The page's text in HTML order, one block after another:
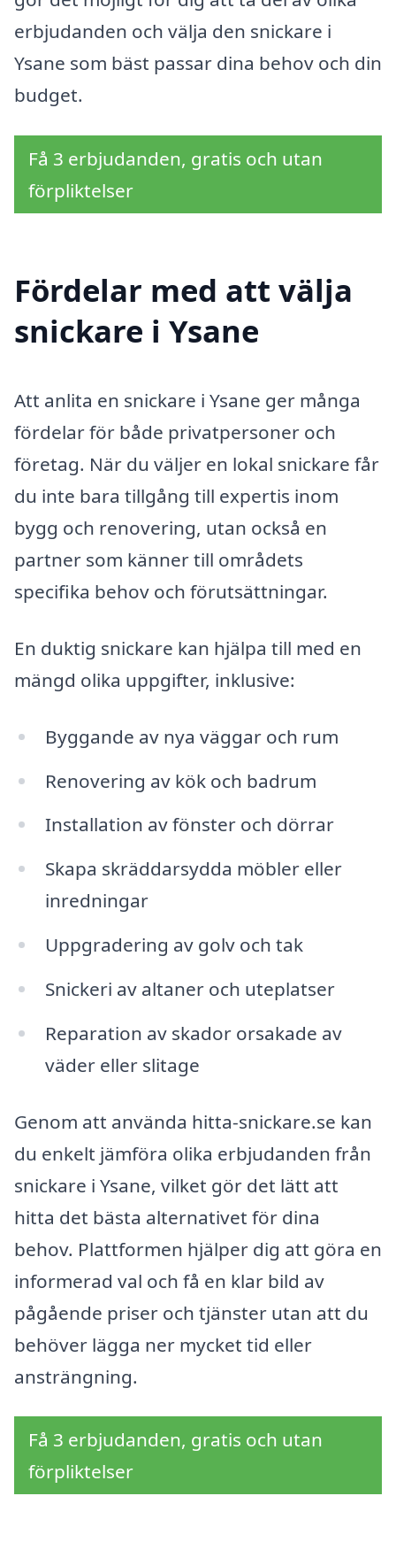
erbjudanden och välja den snickare i
Ysane som bäst passar dina behov och din
budget.
Få 3 erbjudanden, gratis och utan
förpliktelser
Fördelar med att välja
snickare i Ysane
Att anlita en snickare i Ysane ger många
fördelar för både privatpersoner och
företag. När du väljer en lokal snickare får
du inte bara tillgång till expertis inom
bygg och renovering, utan också en
partner som känner till områdets
specifika behov och förutsättningar.
En duktig snickare kan hjälpa till med en
mängd olika uppgifter, inklusive:
Byggande av nya väggar och rum
Renovering av kök och badrum
Installation av fönster och dörrar
Skapa skräddarsydda möbler eller
inredningar
Uppgradering av golv och tak
Snickeri av altaner och uteplatser
Reparation av skador orsakade av
väder eller slitage
Genom att använda hitta-snickare.se kan
du enkelt jämföra olika erbjudanden från
snickare i Ysane, vilket gör det lätt att
hitta det bästa alternativet för dina
behov. Plattformen hjälper dig att göra en
informerad val och få en klar bild av
pågående priser och tjänster utan att du
behöver lägga ner mycket tid eller
ansträngning.
Få 3 erbjudanden, gratis och utan
förpliktelser